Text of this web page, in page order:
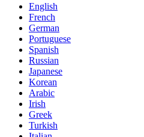
English
French
German
Portuguese
Spanish
Russian
Japanese
Korean
Arabic
Irish
Greek
Turkish